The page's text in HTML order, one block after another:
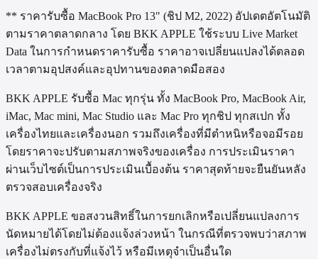
** ราคารับซื้อ MacBook Pro 13" (ชิป M2, 2022) อัปเดตอัตโนมัติ
ตามราคาตลาดกลาง โดย BKK APPLE ใช้ระบบ Live Market
Data ในการกำหนดราคารับซื้อ ราคาอาจเปลี่ยนแปลงได้ตลอด
เวลาตามอุปสงค์และอุปทานของตลาดมือสอง
BKK APPLE รับซื้อ Mac ทุกรุ่น ทั้ง MacBook Pro, MacBook Air,
iMac, Mac mini, Mac Studio และ Mac Pro ทุกชิป ทุกสเปก ทั้ง
เครื่องไทยและเครื่องนอก รวมถึงเครื่องที่มีตำหนิหรือจอมีรอย
โดยราคาจะปรับตามสภาพจริงของเครื่อง การประเมินราคา
ผ่านเว็บไซต์เป็นการประเมินเบื้องต้น ราคาสุดท้ายจะยืนยันหลัง
ตรวจสอบเครื่องจริง
BKK APPLE ขอสงวนสิทธิ์ในการยกเลิกหรือเปลี่ยนแปลงการ
นัดหมายได้โดยไม่ต้องแจ้งล่วงหน้า ในกรณีที่ตรวจพบว่าสภาพ
เครื่องไม่ตรงกับที่แจ้งไว้ หรือมีเหตุจำเป็นอื่นใด